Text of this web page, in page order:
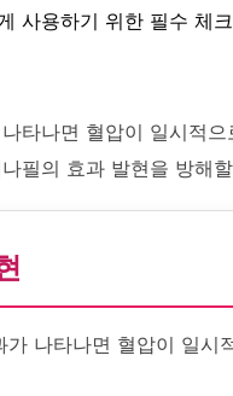
사용하기 위한 필수 체
타나면 혈압이 일시적
필의 효과 발현을 방해
가 나타나면 혈압이 일시